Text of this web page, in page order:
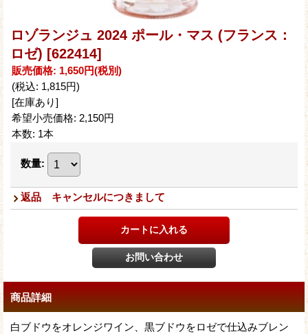
ロゾランジュ 2024 ポール・マス (フランス：
ロゼ) [622414]
販売価格: 1,650円(税別)
(税込: 1,815円)
[在庫あり]
希望小売価格: 2,150円
本数: 1本
数量:
返品 キャンセルにつきまして
商品詳細
白ブドウをオレンジワイン、黒ブドウをロゼで仕込みブレン